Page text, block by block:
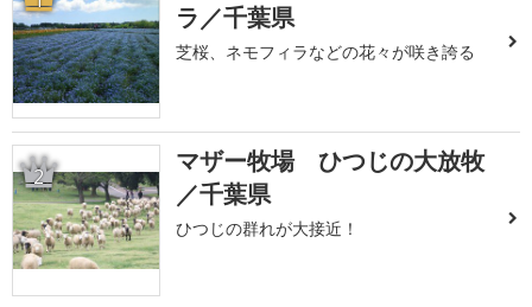
ラ／千葉県
芝桜、ネモフィラなどの花々が咲き誇る
2
マザー牧場 ひつじの大放牧
／千葉県
ひつじの群れが大接近！